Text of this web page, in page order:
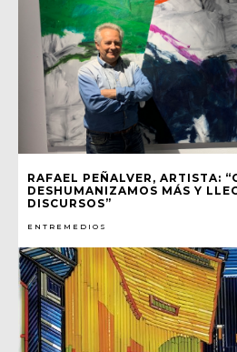
RAFAEL PEÑALVER, ARTISTA:
DESHUMANIZAMOS MÁS Y
DISCURSOS”
ENTREMEDIOS